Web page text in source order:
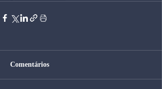
Comentários